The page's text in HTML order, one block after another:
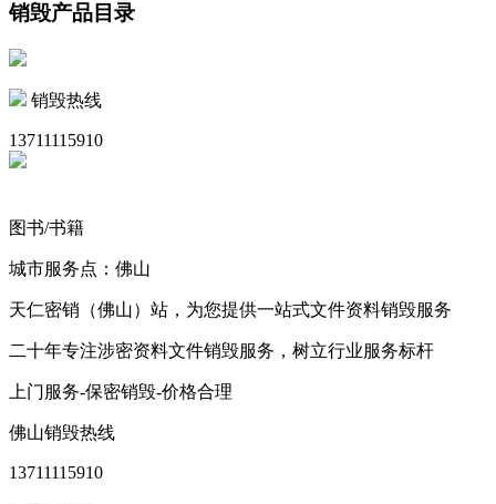
销毁产品目录
销毁热线
13711115910
图书/书籍
城市服务点：佛山
天仁密销（佛山）站，为您提供一站式文件资料销毁服务
二十年专注涉密资料文件销毁服务，树立行业服务标杆
上门服务-保密销毁-价格合理
佛山销毁热线
13711115910